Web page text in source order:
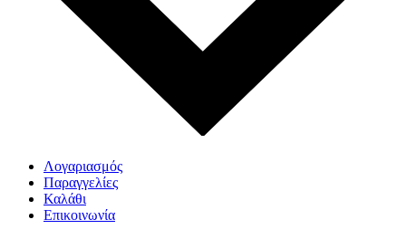
Λογαριασμός
Παραγγελίες
Καλάθι
Επικοινωνία